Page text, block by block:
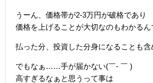
うーん、価格帯が2-3万円が破格であり
価格を上げることが大切なのもわかるん
払った分、投資した分身になることも含
でもなぁ……手が届かない(￣- ￣ )
高すぎるなぁと思うって事は